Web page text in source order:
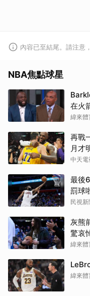
內容已至結尾。請注意
NBA焦點球星
在火
緯來體
再戰
月才
中天電
最後
罰球
民視新
灰熊
驚哀
緯來體
緯來體